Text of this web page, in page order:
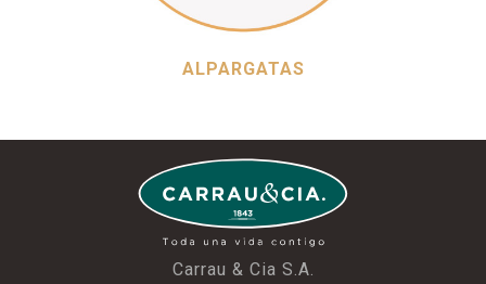
ALPARGATAS
Carrau & Cia S.A.